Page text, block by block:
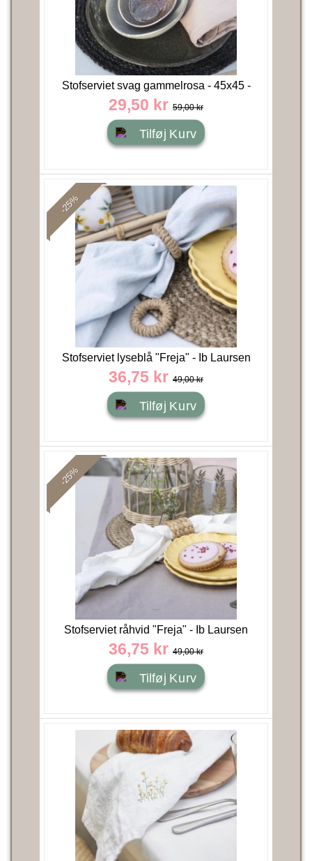
Stofserviet svag gammelrosa - 45x45 -
House Doctor
29,50 kr 59,00 kr
Tilføj Kurv
-25%
Stofserviet lyseblå "Freja" - Ib Laursen
36,75 kr 49,00 kr
Tilføj Kurv
-25%
Stofserviet råhvid "Freja" - Ib Laursen
36,75 kr 49,00 kr
Tilføj Kurv